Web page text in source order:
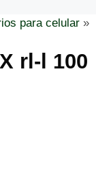
para celular »
rl-l 100